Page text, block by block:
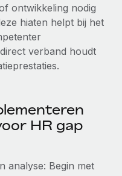
van
ontwikkeling nodig
hiaten helpt bij het
verband houdt
HR gap
analyse: Begin met